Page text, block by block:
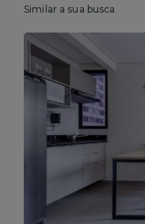
Similar a sua busca